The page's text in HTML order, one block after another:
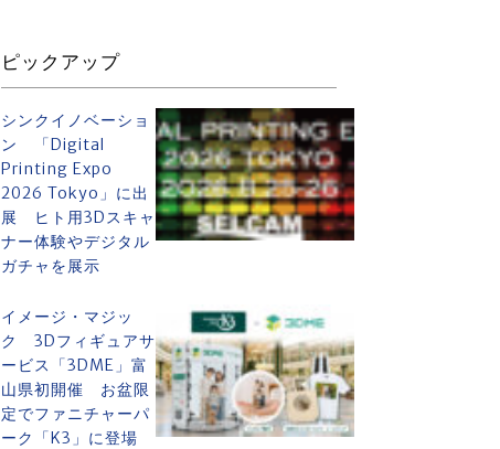
ピックアップ
シンクイノベーショ
ン 「Digital
Printing Expo
2026 Tokyo」に出
展 ヒト用3Dスキャ
ナー体験やデジタル
ガチャを展示
イメージ・マジッ
ク 3Dフィギュアサ
ービス「3DME」富
山県初開催 お盆限
定でファニチャーパ
ーク「K3」に登場